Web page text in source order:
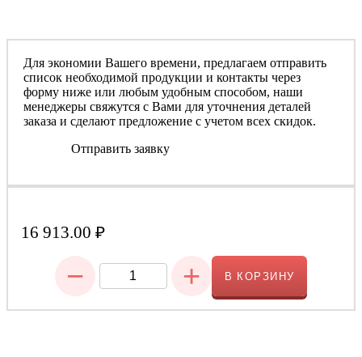
Для экономии Вашего времени, предлагаем отправить
список необходимой продукции и контакты через
форму ниже или любым удобным способом, наши
менеджеры свяжутся с Вами для уточнения деталей
заказа и сделают предложение с учетом всех скидок.
Отправить заявку
16 913.00 ₽
− + В КОРЗИНУ